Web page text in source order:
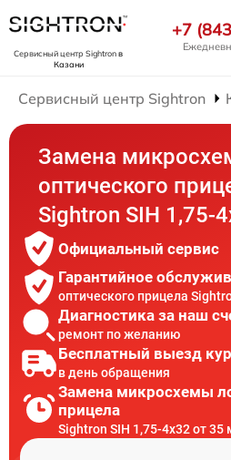
Сервисный центр Sightronв
Казани
+7
Сервисный центр Sightron
Замена
оптического
Sightron SIH 1,75-
Официальный сервис
Гарантийное
оптического прицела
Диагностика за наш
ремонт по желанию
Бесплатный выезд
в день обращения
Замена микросхемы
прицела
Sightron SIH 1,75-4x32 от 35